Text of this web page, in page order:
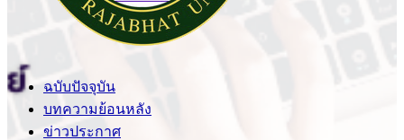
ฉบับปัจจุบัน
บทความย้อนหลัง
ข่าวประกาศ